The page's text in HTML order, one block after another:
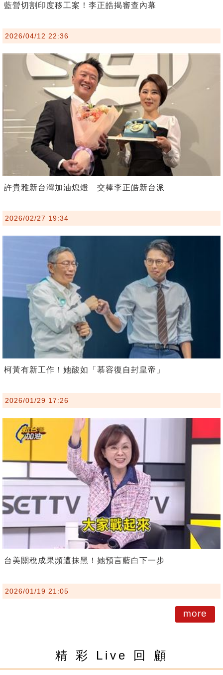
藍營切割印度移工案！李正皓揭審查內幕
2026/04/12 22:36
許貴雅新台灣加油熄燈 交棒李正皓新台派
2026/02/27 19:34
柯黃有新工作！她酸如「慕容復自封皇帝」
2026/01/29 17:26
台美關稅成果頻遭抹黑！她預言藍白下一步
2026/01/19 21:05
more
精 彩 Live 回 顧